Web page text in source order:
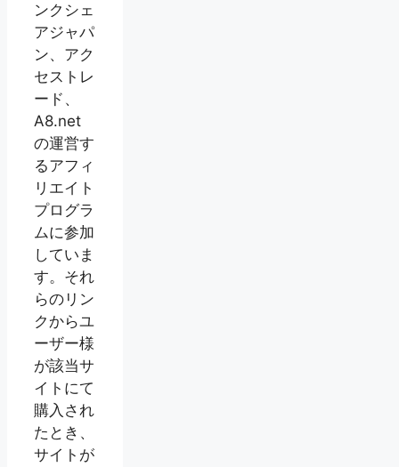
ンクシェ
アジャパ
ン、アク
セストレ
ード、
A8.net
の運営す
るアフィ
リエイト
プログラ
ムに参加
していま
す。それ
らのリン
クからユ
ーザー様
が該当サ
イトにて
購入され
たとき、
サイトが